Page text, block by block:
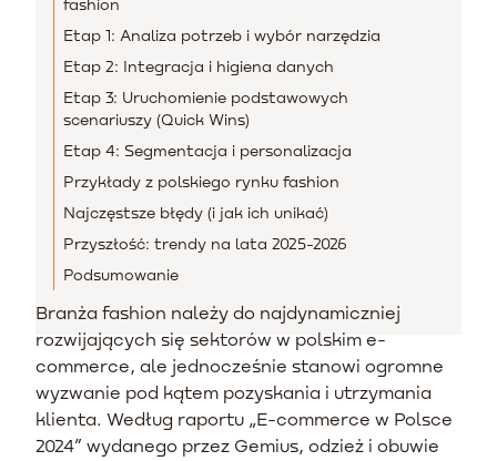
fashion
Etap 1: Analiza potrzeb i wybór narzędzia
Etap 2: Integracja i higiena danych
Etap 3: Uruchomienie podstawowych
scenariuszy (Quick Wins)
Etap 4: Segmentacja i personalizacja
Przykłady z polskiego rynku fashion
Najczęstsze błędy (i jak ich unikać)
Przyszłość: trendy na lata 2025-2026
Podsumowanie
Branża fashion należy do najdynamiczniej
rozwijających się sektorów w polskim e-
commerce, ale jednocześnie stanowi ogromne
wyzwanie pod kątem pozyskania i utrzymania
klienta. Według raportu „E-commerce w Polsce
2024” wydanego przez Gemius, odzież i obuwie